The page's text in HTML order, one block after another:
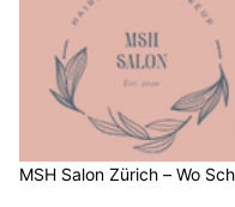
MSH Salon Zürich – Wo